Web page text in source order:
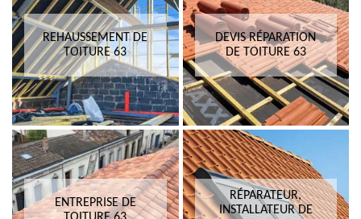
REHAUSSEMENT DE
TOITURE 63
DEVIS RÉPARATION
DE TOITURE 63
ENTREPRISE DE
RÉPARATEUR,
INSTALLATEUR DE